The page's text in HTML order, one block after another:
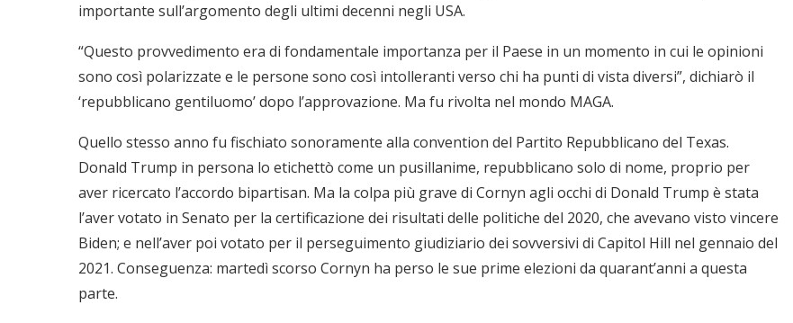
importante sull’argomento degli ultimi decenni negli USA.
“Questo provvedimento era di fondamentale importanza per il Paese in un momento in cui le opinioni
sono così polarizzate e le persone sono così intolleranti verso chi ha punti di vista diversi”, dichiarò il
‘repubblicano gentiluomo’ dopo l’approvazione. Ma fu rivolta nel mondo MAGA.
Quello stesso anno fu fischiato sonoramente alla convention del Partito Repubblicano del Texas.
Donald Trump in persona lo etichettò come un pusillanime, repubblicano solo di nome, proprio per
aver ricercato l’accordo bipartisan. Ma la colpa più grave di Cornyn agli occhi di Donald Trump è stata
l’aver votato in Senato per la certificazione dei risultati delle politiche del 2020, che avevano visto vincere
Biden; e nell’aver poi votato per il perseguimento giudiziario dei sovversivi di Capitol Hill nel gennaio del
2021. Conseguenza: martedì scorso Cornyn ha perso le sue prime elezioni da quarant’anni a questa
parte.